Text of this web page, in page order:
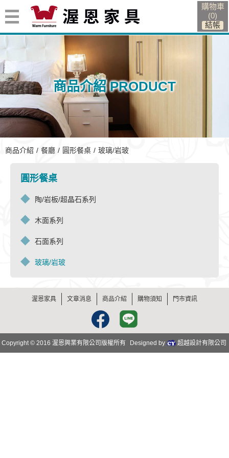
購物車
(0)
玻璃/岩玻
商品介紹 PRODUCT
商品介紹 餐廳 圓形餐桌 玻璃/岩玻
圓形餐桌
陶/岩板/超晶石系列
木面系列
石面系列
玻璃/岩玻
渥恩家具 文章消息 商品介紹 購物須知 門市資訊
Facebook Line
Copyright © 2016 渥恩興業有限公司版權所有 Designed by 超越設計有限公司